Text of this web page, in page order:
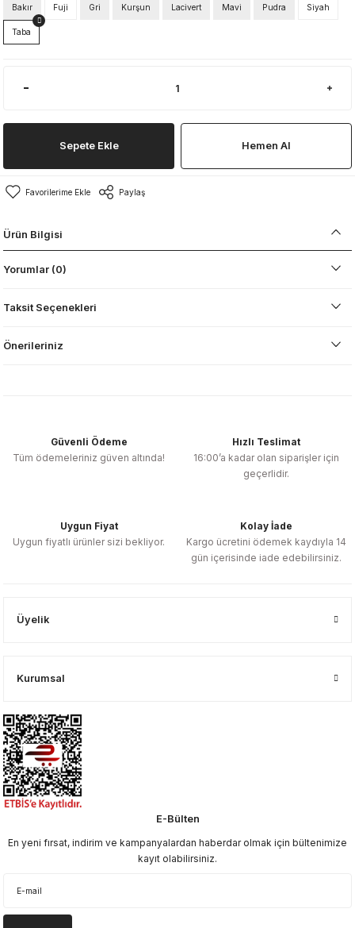
Bakır Fuji Gri Kurşun Lacivert Mavi Pudra Siyah
Taba
Sepete Ekle Hemen Al
Paylaş
Ürün Bilgisi
Yorumlar (0)
Taksit Seçenekleri
Önerileriniz
Güvenli Ödeme
Tüm ödemeleriniz güven altında!
Hızlı Teslimat
16:00’a kadar olan siparişler için
geçerlidir.
Uygun Fiyat
Uygun fiyatlı ürünler sizi bekliyor.
Kolay İade
Kargo ücretini ödemek kaydıyla 14
gün içerisinde iade edebilirsiniz.
Üyelik
Kurumsal
E-Bülten
En yeni fırsat, indirim ve kampanyalardan haberdar olmak için bültenimize
kayıt olabilirsiniz.